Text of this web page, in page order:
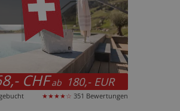
CHFab 180,- EUR
★★★★☆ 351 Bewertungen